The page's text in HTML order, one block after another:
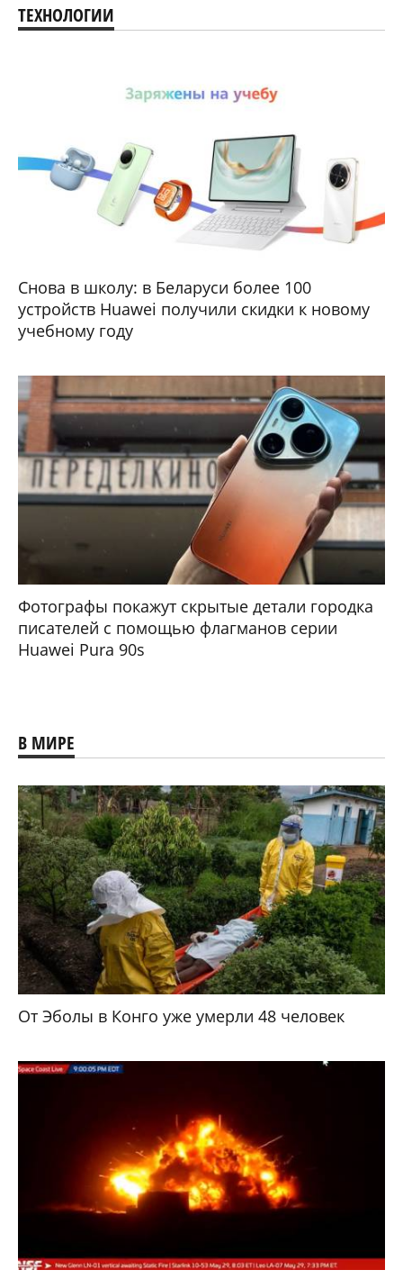
ТЕХНОЛОГИИ
Снова в школу: в Беларуси более 100
устройств Huawei получили скидки к новому
учебному году
Фотографы покажут скрытые детали городка
писателей с помощью флагманов серии
Huawei Pura 90s
В МИРЕ
От Эболы в Конго уже умерли 48 человек